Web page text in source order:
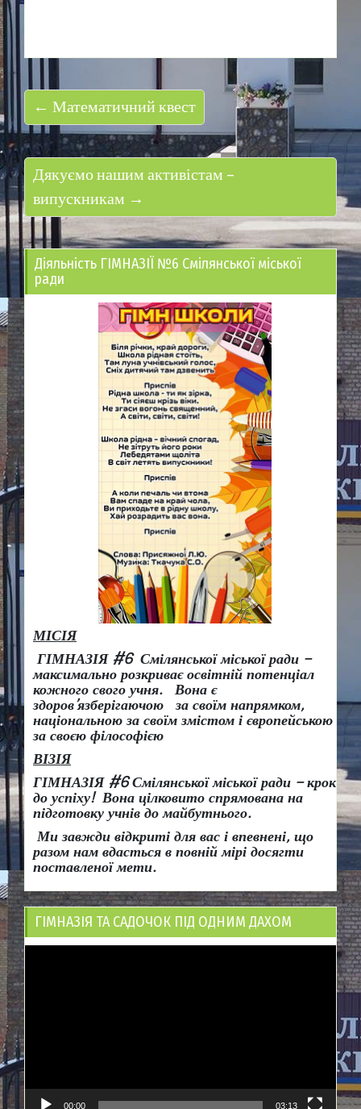
← Математичний квест
Дякуємо нашим активістам –
випускникам →
Діяльність ГІМНАЗІЇ №6 Смілянської міської
ради
МІСІЯ
ГІМНАЗІЯ #6 Смілянської міської ради –
максимально розкриває освітній потенціал
кожного свого учня.
Вона є
здоров’язберігаючою за своїм напрямком,
національною за своїм змістом і європейською
за своєю філософією
ВІЗІЯ
ГІМНАЗІЯ #6 Смілянської міської ради – крок
до успіху! Вона цілковито спрямована на
підготовку учнів до майбутнього.
Ми завжди відкриті для вас і впевнені, що
разом нам вдасться в повній мірі досягти
поставленої мети.
ГІМНАЗІЯ ТА САДОЧОК ПІД ОДНИМ ДАХОМ
00:00 03:13